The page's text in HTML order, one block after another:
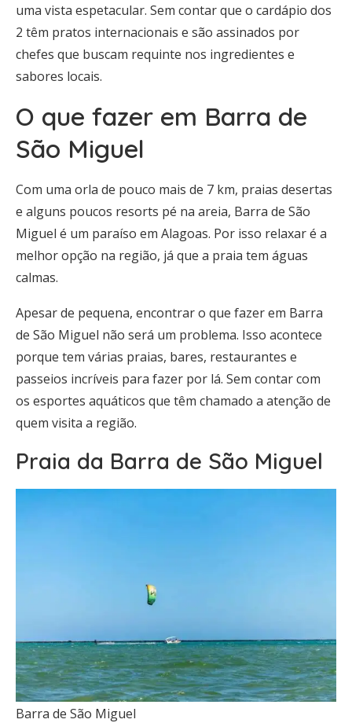
uma vista espetacular. Sem contar que o cardápio dos
2 têm pratos internacionais e são assinados por
chefes que buscam requinte nos ingredientes e
sabores locais.
O que fazer em Barra de
São Miguel
Com uma orla de pouco mais de 7 km, praias desertas
e alguns poucos resorts pé na areia, Barra de São
Miguel é um paraíso em Alagoas. Por isso relaxar é a
melhor opção na região, já que a praia tem águas
calmas.
Apesar de pequena, encontrar o que fazer em Barra
de São Miguel não será um problema. Isso acontece
porque tem várias praias, bares, restaurantes e
passeios incríveis para fazer por lá. Sem contar com
os esportes aquáticos que têm chamado a atenção de
quem visita a região.
Praia da Barra de São Miguel
Barra de São Miguel